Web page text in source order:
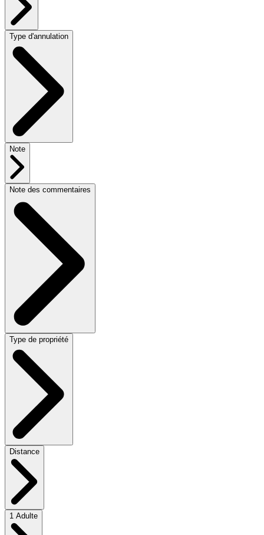
Type d'annulation
Note
Note des commentaires
Type de propriété
Distance
1 Adulte